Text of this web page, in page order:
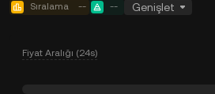
Sıralama -- -- Genişlet
Fiyat Aralığı (24s)